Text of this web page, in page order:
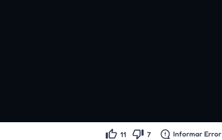
11 7 Informar Error